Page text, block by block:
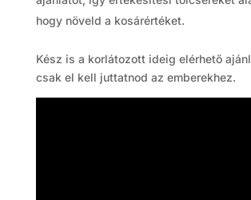
hogy növeld a kosárértéket.
Kész is a korlátozott ideig elérhető
csak el kell juttatnod az emberekhez.